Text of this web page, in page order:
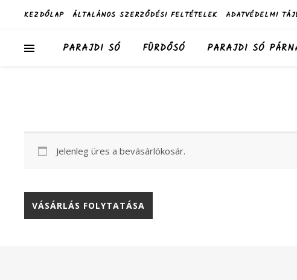
KEZDŐLAP ÁLTALÁNOS SZERZŐDÉSI FELTÉTELEK ADATVÉDELMI
PARAJDI SÓ FÜRDŐSÓ PARAJDI SÓ
Jelenleg üres a bevásárlókosár.
VÁSÁRLÁS FOLYTATÁSA